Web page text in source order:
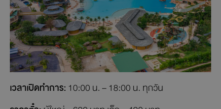
เวลาเปิดทำการ: 10:00 น. – 18:00 น. ทุกวัน